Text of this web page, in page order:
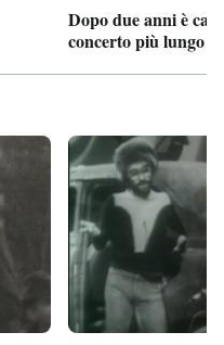
Dopo due anni è
concerto più lungo